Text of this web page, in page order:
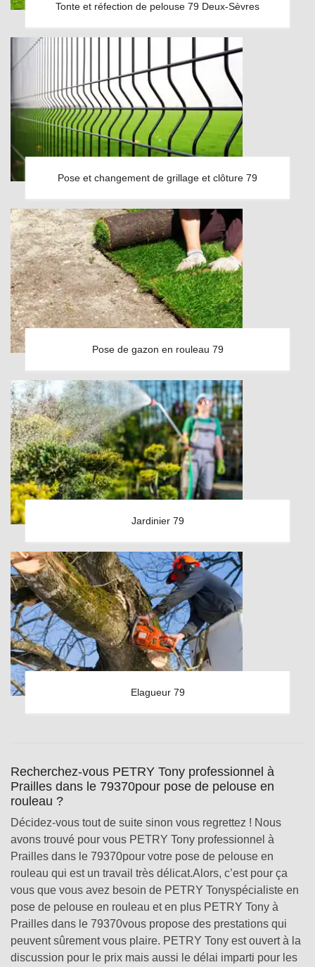
Tonte et réfection de pelouse 79 Deux-Sèvres
Pose et changement de grillage et clôture 79
Pose de gazon en rouleau 79
Jardinier 79
Elagueur 79
Recherchez-vous PETRY Tony professionnel à
Prailles dans le 79370pour pose de pelouse en
rouleau ?
Décidez-vous tout de suite sinon vous regrettez ! Nous
avons trouvé pour vous PETRY Tony professionnel à
Prailles dans le 79370pour votre pose de pelouse en
rouleau qui est un travail très délicat.Alors, c’est pour ça
vous que vous avez besoin de PETRY Tonyspécialiste en
pose de pelouse en rouleau et en plus PETRY Tony à
Prailles dans le 79370vous propose des prestations qui
peuvent sûrement vous plaire. PETRY Tony est ouvert à la
discussion pour le prix mais aussi le délai imparti pour les